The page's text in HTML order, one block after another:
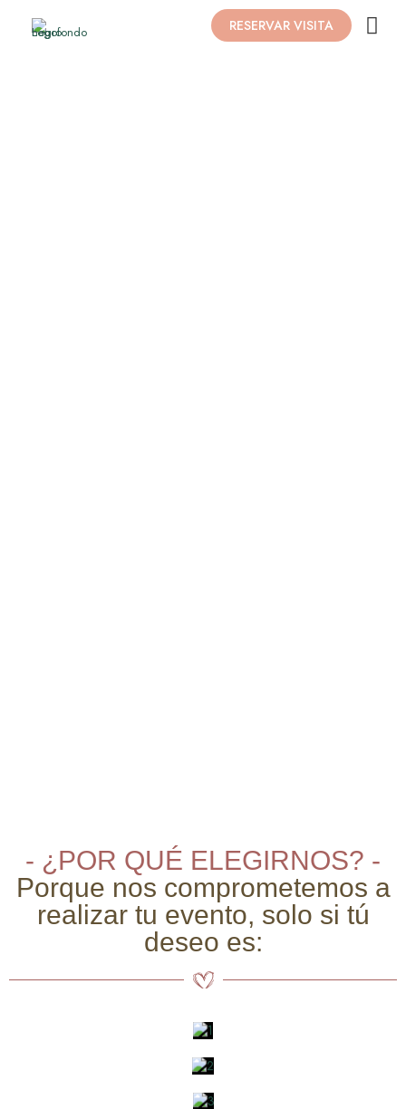
RESERVAR VISITA
- ¿POR QUÉ ELEGIRNOS? -
Porque nos comprometemos a
realizar tu evento, solo si tú
deseo es: